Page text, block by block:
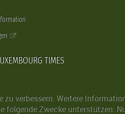
TIMES
verbessern. Weitere
folgende Zwecke unterstützen: